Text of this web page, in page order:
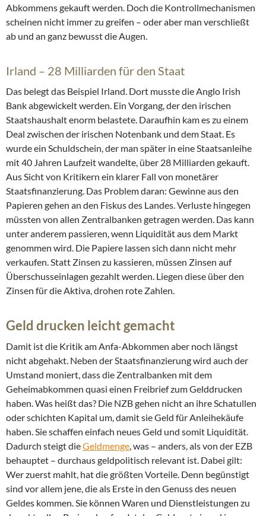
Abkommens gekauft werden. Doch die Kontrollmechanismen
scheinen nicht immer zu greifen – oder aber man verschließt
ab und an ganz bewusst die Augen.
Irland – 28 Milliarden für den Staat
Das belegt das Beispiel Irland. Dort musste die Anglo Irish
Bank abgewickelt werden. Ein Vorgang, der den irischen
Staatshaushalt enorm belastete. Daraufhin kam es zu einem
Deal zwischen der irischen Notenbank und dem Staat. Es
wurde ein Schuldschein, der man später in eine Staatsanleihe
mit 40 Jahren Laufzeit wandelte, über 28 Milliarden gekauft.
Aus Sicht von Kritikern ein klarer Fall von monetärer
Staatsfinanzierung. Das Problem daran: Gewinne aus den
Papieren gehen an den Fiskus des Landes. Verluste hingegen
müssten von allen Zentralbanken getragen werden. Das kann
unter anderem passieren, wenn Liquidität aus dem Markt
genommen wird. Die Papiere lassen sich dann nicht mehr
verkaufen. Statt Zinsen zu kassieren, müssen Zinsen auf
Überschusseinlagen gezahlt werden. Liegen diese über den
Zinsen für die Aktiva, drohen rote Zahlen.
Geld drucken leicht gemacht
Damit ist die Kritik am Anfa-Abkommen aber noch längst
nicht abgehakt. Neben der Staatsfinanzierung wird auch der
Umstand moniert, dass die Zentralbanken mit dem
Geheimabkommen quasi einen Freibrief zum Gelddrucken
haben. Was heißt das? Die NZB gehen nicht an ihre Schatullen
oder schichten Kapital um, damit sie Geld für Anleihekäufe
haben. Sie schaffen einfach neues Geld und somit Liquidität.
Dadurch steigt dieGeldmenge, was – anders, als von der EZB
behauptet – durchaus geldpolitisch relevant ist. Dabei gilt:
Wer zuerst mahlt, hat die größten Vorteile. Denn begünstigt
sind vor allem jene, die als Erste in den Genuss des neuen
Geldes kommen. Sie können Waren und Dienstleistungen zu